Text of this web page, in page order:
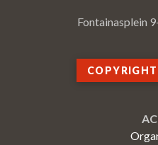
Fontainasplein